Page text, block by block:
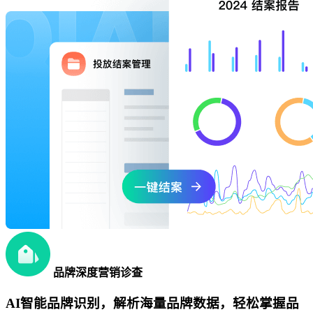
品牌深度营销诊查
AI智能品牌识别，解析海量品牌数据，轻松掌握品